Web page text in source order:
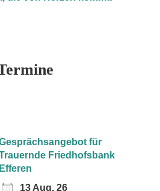
für
Friedhofsbank
Efferen
13 Aug. 26